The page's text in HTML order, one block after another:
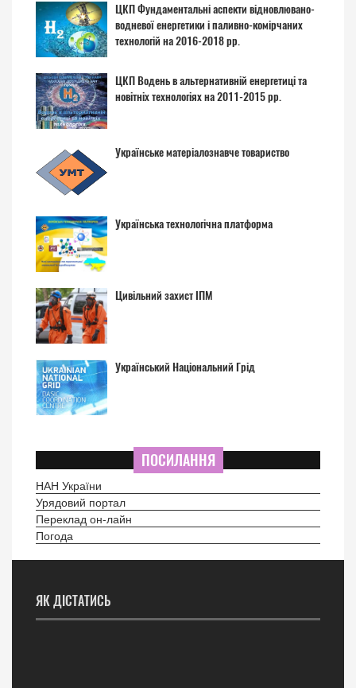
ЦКП Фундаментальні аспекти відновлювано-
водневої енергетики і паливно-комірчаних
технологій на 2016-2018 рр.
ЦКП Водень в альтернативній енергетиці та
новітніх технологіях на 2011-2015 рр.
Українське матеріалознавче товариство
Українська технологічна платформа
Цивільний захист ІПМ
Український Національний Грід
ПОСИЛАННЯ
НАН України
Урядовий портал
Переклад он-лайн
Погода
ЯК ДІСТАТИСЬ